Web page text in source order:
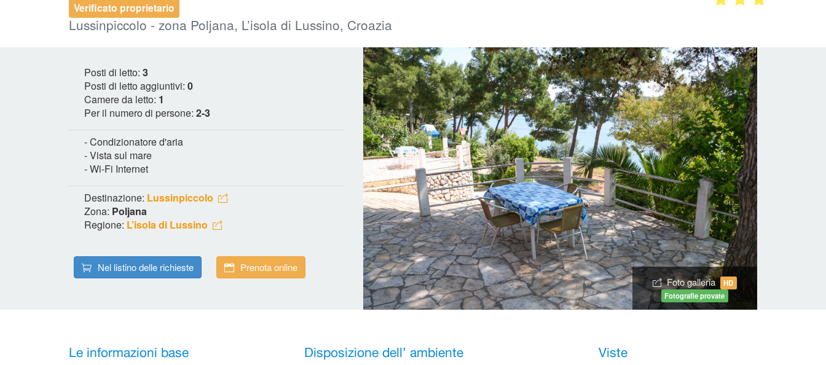
Verificato proprietario
Lussinpiccolo - zona Poljana, L’isola di Lussino, Croazia
Posti di letto: 3
Posti di letto aggiuntivi: 0
Camere da letto: 1
Per il numero di persone: 2-3
- Condizionatore d'aria
- Vista sul mare
- Wi-Fi Internet
Destinazione: Lussinpiccolo
Zona: Poljana
Regione: L’isola di Lussino
Nel listino delle richieste
Prenota online
Foto galleria HD
Fotografie provate
Le informazioni base Disposizione dell’ ambiente Viste